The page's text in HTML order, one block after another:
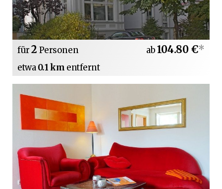
für2 Personen
etwa0.1 km entfernt
ab104.80 €*